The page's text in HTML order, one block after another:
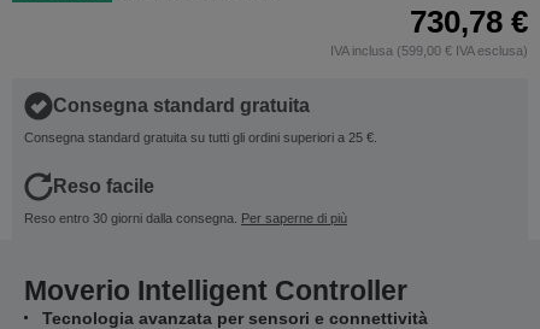
730,78 €
IVA inclusa (599,00 € IVA esclusa)
Consegna standard gratuita
Consegna standard gratuita su tutti gli ordini superiori a 25 €.
Reso facile
Reso entro 30 giorni dalla consegna. Per saperne di più
Moverio Intelligent Controller
Tecnologia avanzata per sensori e connettività